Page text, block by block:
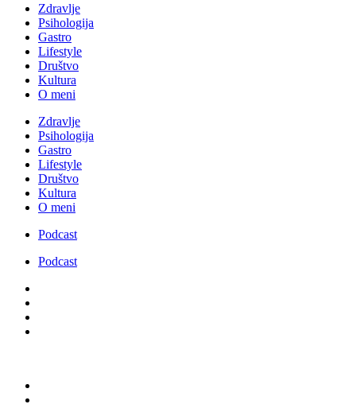
Zdravlje
Psihologija
Gastro
Lifestyle
Društvo
Kultura
O meni
Zdravlje
Psihologija
Gastro
Lifestyle
Društvo
Kultura
O meni
Podcast
Podcast